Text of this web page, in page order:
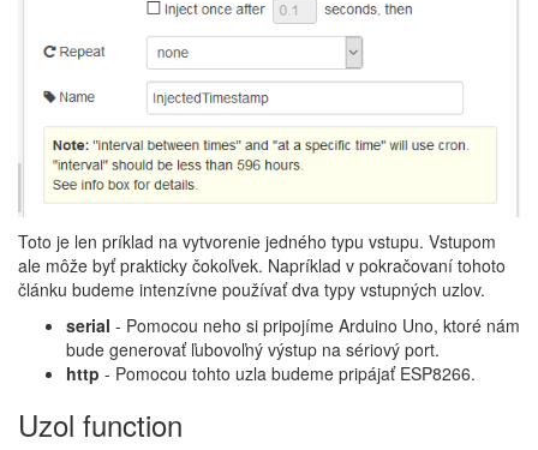
Toto je len príklad na vytvorenie jedného typu vstupu. Vstupom
ale môže byť prakticky čokoľvek. Napríklad v pokračovaní tohoto
článku budeme intenzívne používať dva typy vstupných uzlov.
serial - Pomocou neho si pripojíme Arduino Uno, ktoré nám
bude generovať ľubovoľný výstup na sériový port.
http - Pomocou tohto uzla budeme pripájať ESP8266.
Uzol function